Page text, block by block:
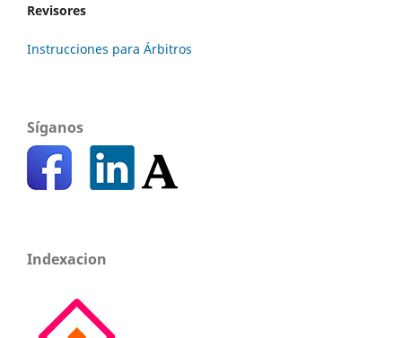
Revisores
Instrucciones para Árbitros
Síganos
Indexacion